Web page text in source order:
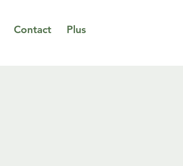
Contact Plus